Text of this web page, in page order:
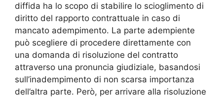
diffida ha lo scopo di stabilire lo scioglimento di
diritto del rapporto contrattuale in caso di
mancato adempimento. La parte adempiente
può scegliere di procedere direttamente con
una domanda di risoluzione del contratto
attraverso una pronuncia giudiziale, basandosi
sull’inadempimento di non scarsa importanza
dell’altra parte. Però, per arrivare alla risoluzione